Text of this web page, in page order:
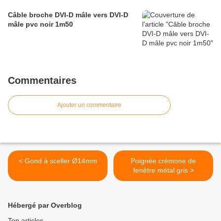
Câble broche DVI-D mâle vers DVI-D
mâle pvc noir 1m50
Commentaires
Ajouter un commentaire
< Gond à sceller Ø14mm
Poignée crémone de
fenêtre métal gris >
Hébergé par Overblog